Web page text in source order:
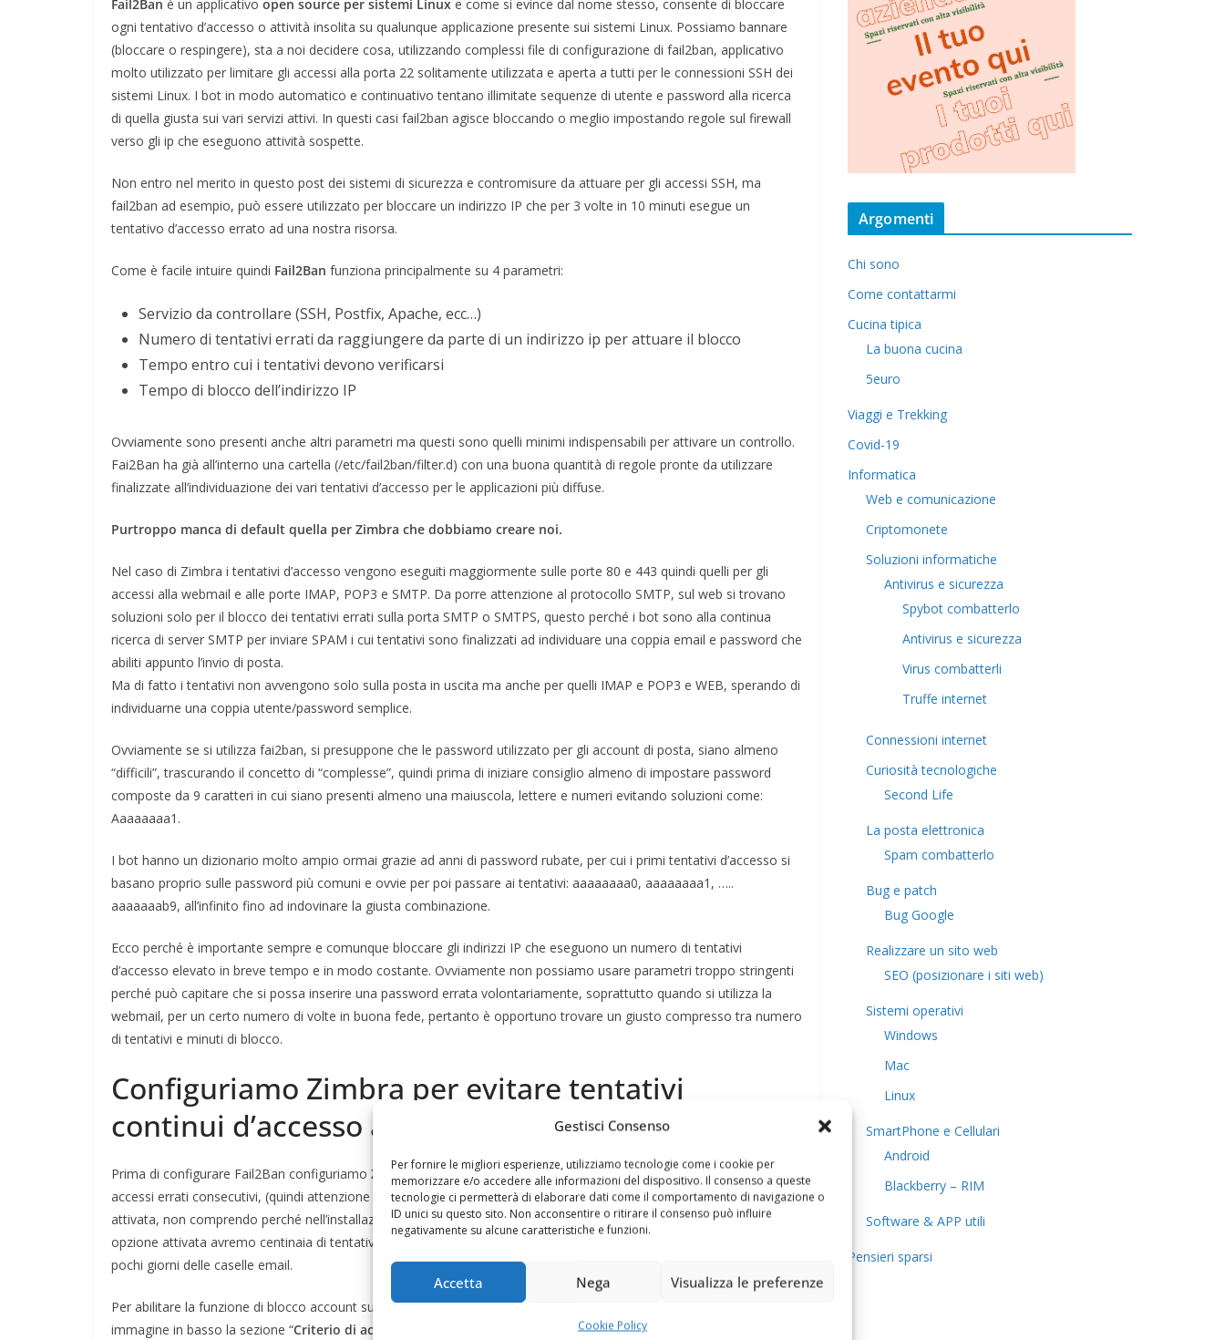
Gestisci Consenso
Per fornire le migliori esperienze, utilizziamo tecnologie come i cookie per
memorizzare e/o accedere alle informazioni del dispositivo. Il consenso a queste
tecnologie ci permetterà di elaborare dati come il comportamento di navigazione o
ID unici su questo sito. Non acconsentire o ritirare il consenso può influire
negativamente su alcune caratteristiche e funzioni.
Accetta Nega Visualizza le preferenze
Cookie Policy
Fail2Ban è un applicativo open source per sistemi Linux e come si evince dal nome stesso, consente di bloccare
ogni tentativo d’accesso o attività insolita su qualunque applicazione presente sui sistemi Linux. Possiamo bannare
(bloccare o respingere), sta a noi decidere cosa, utilizzando complessi file di configurazione di fail2ban, applicativo
molto utilizzato per limitare gli accessi alla porta 22 solitamente utilizzata e aperta a tutti per le connessioni SSH dei
sistemi Linux. I bot in modo automatico e continuativo tentano illimitate sequenze di utente e password alla ricerca
di quella giusta sui vari servizi attivi. In questi casi fail2ban agisce bloccando o meglio impostando regole sul firewall
verso gli ip che eseguono attività sospette.
Non entro nel merito in questo post dei sistemi di sicurezza e contromisure da attuare per gli accessi SSH, ma
fail2ban ad esempio, può essere utilizzato per bloccare un indirizzo IP che per 3 volte in 10 minuti esegue un
tentativo d’accesso errato ad una nostra risorsa.
Come è facile intuire quindi Fail2Ban funziona principalmente su 4 parametri:
Servizio da controllare (SSH, Postfix, Apache, ecc…)
Numero di tentativi errati da raggiungere da parte di un indirizzo ip per attuare il blocco
Tempo entro cui i tentativi devono verificarsi
Tempo di blocco dell’indirizzo IP
Ovviamente sono presenti anche altri parametri ma questi sono quelli minimi indispensabili per attivare un controllo.
Fai2Ban ha già all’interno una cartella (/etc/fail2ban/filter.d) con una buona quantità di regole pronte da utilizzare
finalizzate all’individuazione dei vari tentativi d’accesso per le applicazioni più diffuse.
Purtroppo manca di default quella per Zimbra che dobbiamo creare noi.
Nel caso di Zimbra i tentativi d’accesso vengono eseguiti maggiormente sulle porte 80 e 443 quindi quelli per gli
accessi alla webmail e alle porte IMAP, POP3 e SMTP. Da porre attenzione al protocollo SMTP, sul web si trovano
soluzioni solo per il blocco dei tentativi errati sulla porta SMTP o SMTPS, questo perché i bot sono alla continua
ricerca di server SMTP per inviare SPAM i cui tentativi sono finalizzati ad individuare una coppia email e password che
abiliti appunto l’invio di posta.
Ma di fatto i tentativi non avvengono solo sulla posta in uscita ma anche per quelli IMAP e POP3 e WEB, sperando di
individuarne una coppia utente/password semplice.
Ovviamente se si utilizza fai2ban, si presuppone che le password utilizzato per gli account di posta, siano almeno
“difficili”, trascurando il concetto di “complesse”, quindi prima di iniziare consiglio almeno di impostare password
composte da 9 caratteri in cui siano presenti almeno una maiuscola, lettere e numeri evitando soluzioni come:
Aaaaaaaa1.
I bot hanno un dizionario molto ampio ormai grazie ad anni di password rubate, per cui i primi tentativi d’accesso si
basano proprio sulle password più comuni e ovvie per poi passare ai tentativi: aaaaaaaa0, aaaaaaaa1, …..
aaaaaaab9, all’infinito fino ad indovinare la giusta combinazione.
Ecco perché è importante sempre e comunque bloccare gli indirizzi IP che eseguono un numero di tentativi
d’accesso elevato in breve tempo e in modo costante. Ovviamente non possiamo usare parametri troppo stringenti
perché può capitare che si possa inserire una password errata volontariamente, soprattutto quando si utilizza la
webmail, per un certo numero di volte in buona fede, pertanto è opportuno trovare un giusto compresso tra numero
di tentativi e minuti di blocco.
Configuriamo Zimbra per evitare tentativi
continui d’accesso alle caselle email
Prima di configurare Fail2Ban configuriamo Zimbradal pannello di amministratore per bloccare gli account in caso di
accessi errati consecutivi, (quindi attenzione qui blocchiamo tutto l’account, non l’indirizzo IP). La funzione va
attivata, non comprendo perché nell’installazione tale funziona è disabilitata di default. Senza Fal2Ban e senza tale
opzione attivata avremo centinaia di tentativi d’accesso non monitorati con conseguente rischio di violazione in
pochi giorni delle caselle email.
Per abilitare la funzione di blocco account su Zimbra in caso di tentativi errati è necessario abilitare come da
immagine in basso la sezione “Criterio di accesso non accettato
“, io ho trovato un giusto compromesso
Argomenti
Chi sono
Come contattarmi
Cucina tipica
La buona cucina
5euro
Viaggi e Trekking
Covid-19
Informatica
Web e comunicazione
Criptomonete
Soluzioni informatiche
Antivirus e sicurezza
Spybot combatterlo
Antivirus e sicurezza
Virus combatterli
Truffe internet
Connessioni internet
Curiosità tecnologiche
​Second Life
La posta elettronica
Spam combatterlo
Bug e patch
Bug Google
Realizzare un sito web
SEO (posizionare i siti web)
Sistemi operativi
Windows
Mac
Linux
SmartPhone e Cellulari
Android
Blackberry – RIM
Software & APP utili
Pensieri sparsi